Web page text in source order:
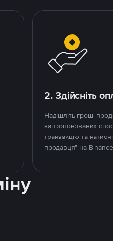
2. Здійсніть
Надішліть гроші
запропонованих
транзакцію та
продавця" на